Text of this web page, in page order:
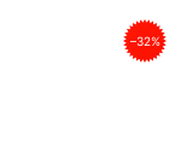
–32%